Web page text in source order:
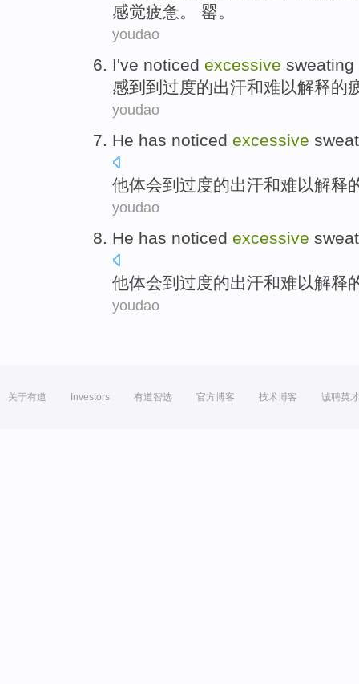
感觉疲惫。 罂。
youdao
I've noticed excessive sweating
感到到 过度的出汗和难以解释的
youdao
He has noticed excessive
他体会到 过度的出汗和难以解释
youdao
He has noticed excessive
他体会到 过度的出汗和难以解释
youdao
关于有道 Investors 有道智选 官方博客 技术博客 诚聘英才